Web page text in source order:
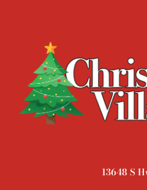
13648 S